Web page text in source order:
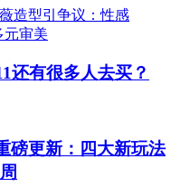
还有很多人去买？
磅更新：四大新玩法